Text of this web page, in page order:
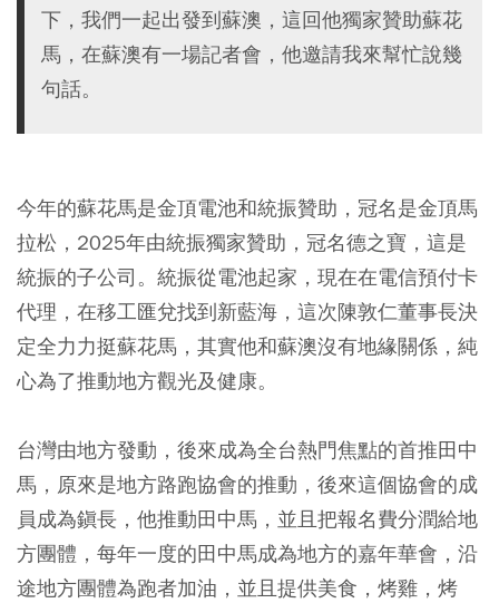
下，我們一起出發到蘇澳，這回他獨家贊助蘇花
馬，在蘇澳有一場記者會，他邀請我來幫忙說幾
句話。
今年的蘇花馬是金頂電池和統振贊助，冠名是金頂馬
拉松，2025年由統振獨家贊助，冠名德之寶，這是
統振的子公司。統振從電池起家，現在在電信預付卡
代理，在移工匯兌找到新藍海，這次陳敦仁董事長決
定全力力挺蘇花馬，其實他和蘇澳沒有地緣關係，純
心為了推動地方觀光及健康。
台灣由地方發動，後來成為全台熱門焦點的首推田中
馬，原來是地方路跑協會的推動，後來這個協會的成
員成為鎭長，他推動田中馬，並且把報名費分潤給地
方團體，每年一度的田中馬成為地方的嘉年華會，沿
途地方團體為跑者加油，並且提供美食，烤雞，烤